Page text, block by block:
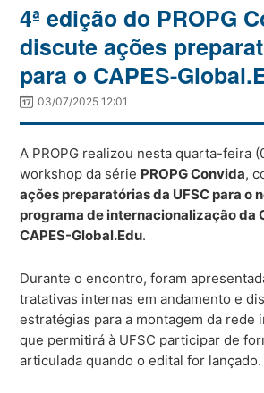
4ª edição do PROPG
discute ações
para o CAPES-
03/07/2025 12:01
A PROPG realizou nesta quarta-feira
workshop da série PROPG Convida,
ações preparatórias da UFSC para o
programa de internacionalização da
CAPES-Global.Edu.
Durante o encontro, foram
tratativas internas em andamento e
estratégias para a montagem da rede
que permitirá à UFSC participar de
articulada quando o edital for lançado.